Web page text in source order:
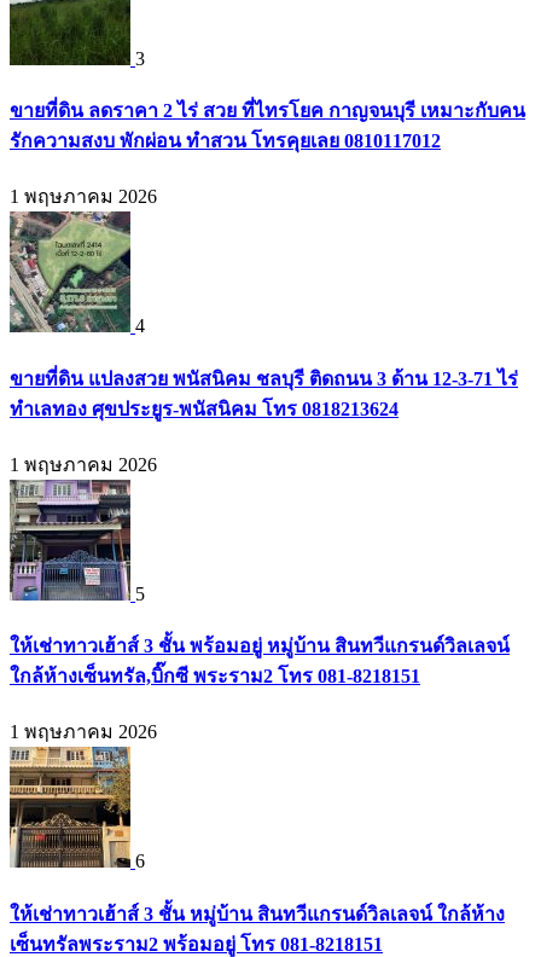
3
ขายที่ดิน ลดราคา 2 ไร่ สวย ที่ไทรโยค กาญจนบุรี เหมาะกับคน
รักความสงบ พักผ่อน ทำสวน โทรคุยเลย 0810117012
1 พฤษภาคม 2026
4
ขายที่ดิน แปลงสวย พนัสนิคม ชลบุรี ติดถนน 3 ด้าน 12-3-71 ไร่
ทำเลทอง ศุขประยูร-พนัสนิคม โทร 0818213624
1 พฤษภาคม 2026
5
ให้เช่าทาวเฮ้าส์ 3 ชั้น พร้อมอยู่ หมู่บ้าน สินทวีแกรนด์วิลเลจน์
ใกล้ห้างเซ็นทรัล,บิ๊กซี พระราม2 โทร 081-8218151
1 พฤษภาคม 2026
6
ให้เช่าทาวเฮ้าส์ 3 ชั้น หมู่บ้าน สินทวีแกรนด์วิลเลจน์ ใกล้ห้าง
เซ็นทรัลพระราม2 พร้อมอยู่ โทร 081-8218151